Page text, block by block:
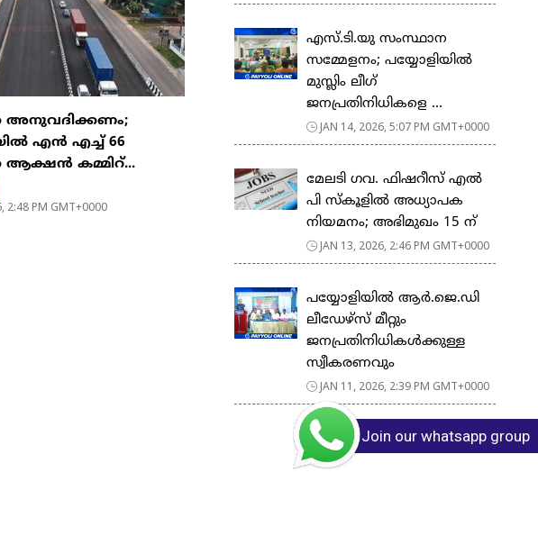
അനുവദിക്കണം;
എൻ എച്ച് 66
ആക്ഷൻ കമ്മിറ്...
2:48 PM GMT+0000
എസ്.ടി.യു സംസ്ഥാന
സമ്മേളനം; പയ്യോളിയിൽ
മുസ്ലിം ലീഗ്
ജനപ്രതിനിധികളെ ...
JAN 14, 2026, 5:07 PM GMT+0000
മേലടി ഗവ. ഫിഷറീസ് എൽ
പി സ്കൂളിൽ അധ്യാപക
നിയമനം; അഭിമുഖം 15 ന്
JAN 13, 2026, 2:46 PM GMT+0000
പയ്യോളിയിൽ ആർ.ജെ.ഡി
ലീഡേഴ്‌സ് മീറ്റും
ജനപ്രതിനിധികൾക്കുള്ള
സ്വീകരണവും
JAN 11, 2026, 2:39 PM GMT+0000
Join our whatsapp group